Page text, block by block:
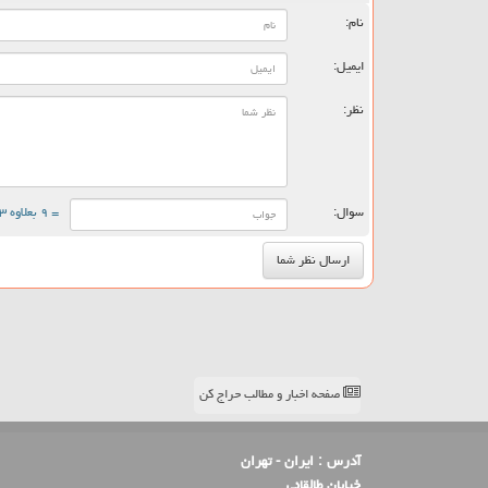
نام:
ایمیل:
نظر:
سوال: = ۹ بعلاوه ۳
صفحه اخبار و مطالب حراج کن
آدرس : ایران - تهران